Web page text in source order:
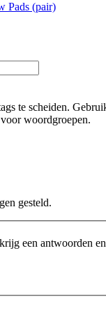
Pads (pair)
te scheiden.
woordgroepen.
gesteld.
een antwoorden